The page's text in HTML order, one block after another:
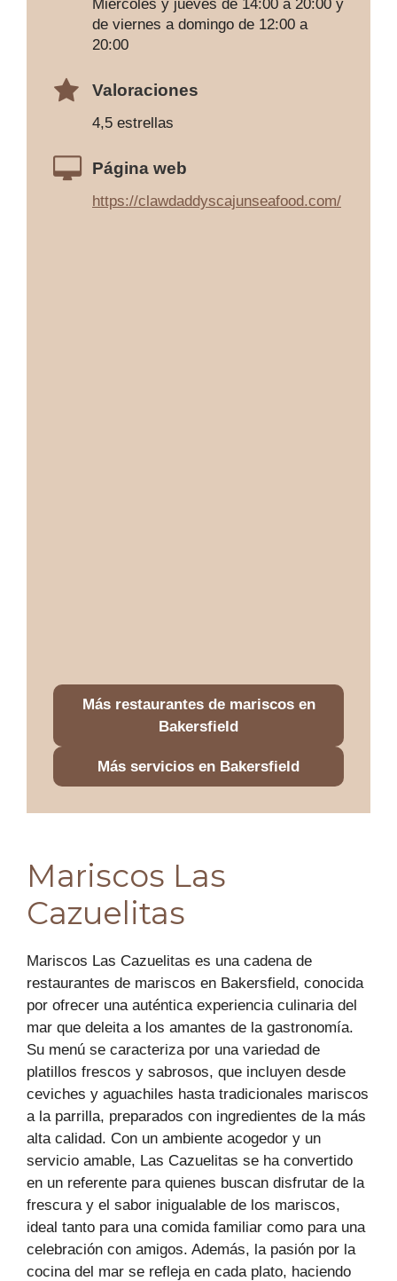
Miércoles y jueves de 14:00 a 20:00 y
de viernes a domingo de 12:00 a
20:00
Valoraciones
4,5 estrellas
Página web
https://clawdaddyscajunseafood.com/
Más restaurantes de mariscos en
Bakersfield
Más servicios en Bakersfield
Mariscos Las
Cazuelitas
Mariscos Las Cazuelitas es una cadena de
restaurantes de mariscos en Bakersfield, conocida
por ofrecer una auténtica experiencia culinaria del
mar que deleita a los amantes de la gastronomía.
Su menú se caracteriza por una variedad de
platillos frescos y sabrosos, que incluyen desde
ceviches y aguachiles hasta tradicionales mariscos
a la parrilla, preparados con ingredientes de la más
alta calidad. Con un ambiente acogedor y un
servicio amable, Las Cazuelitas se ha convertido
en un referente para quienes buscan disfrutar de la
frescura y el sabor inigualable de los mariscos,
ideal tanto para una comida familiar como para una
celebración con amigos. Además, la pasión por la
cocina del mar se refleja en cada plato, haciendo